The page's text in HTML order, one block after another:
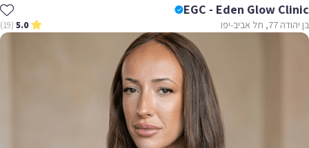
EGC - Eden Glow
אביב-יפו 5.0
(19)